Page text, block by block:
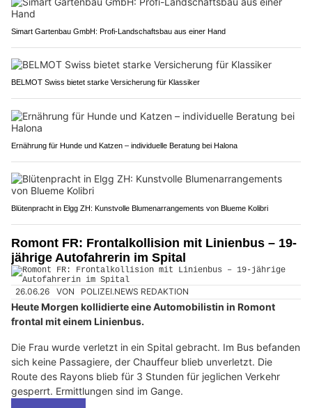
Simart Gartenbau GmbH: Profi-Landschaftsbau aus einer Hand
BELMOT Swiss bietet starke Versicherung für Klassiker
Ernährung für Hunde und Katzen – individuelle Beratung bei Halona
Blütenpracht in Elgg ZH: Kunstvolle Blumenarrangements von Blueme Kolibri
Romont FR: Frontalkollision mit Linienbus – 19-
jährige Autofahrerin im Spital
26.06.26 VON POLIZEI.NEWS REDAKTION
Heute Morgen kollidierte eine Automobilistin in Romont
frontal mit einem Linienbus.
Die Frau wurde verletzt in ein Spital gebracht. Im Bus befanden
sich keine Passagiere, der Chauffeur blieb unverletzt. Die
Route des Rayons blieb für 3 Stunden für jeglichen Verkehr
gesperrt. Ermittlungen sind im Gange.